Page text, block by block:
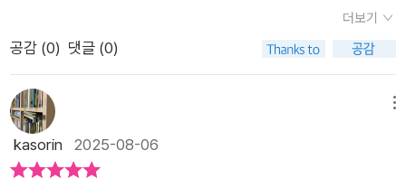
성이었습니다. 단순히 “이 시의 주제는 무엇인가요?”가 아니라,
“당신이라면 이 상황에서 어떤 선택을 했을까요?”와 같이, 문학
극이 되었습니다.​💬 아이의 반응: “이런 문학이라면 읽고 싶어져
요.”​책을 함께 읽은 아이는 평소 시나 단편소설에는 큰 흥미가 없
었어요. 하지만 이 책에 나오는 ‘운수 좋은 날’, ‘소나기’, ‘광장’, ‘엄
마의 말뚝’ 등의 작품을 짧게 요약해 읽고, 배경을 듣고 나서야 비
를 외우느라 이 아름다운 작품을 고민하고 느낄 새가 없었던거죠.
아이가 문장 속에 담긴 의미를 온전히 이해할 수 있을까 염려하며
읽기 시작했는데, 꽤 몰입하며 재미있게 읽더라고요. 그런데 마침
이 책을 선물받게 되서 문학의 즐거움을 아이와 깊게 나눌 수 있
게 되었습니다.이 책을 쓰신 작가님에 대해 살펴볼게요.'덕업일
치'의 표본이신 작가님이 아니실까 하는 생각이 들었어요. 문학책
더보기
공감 (0) 댓글 (0)
kasorin 2025-08-06